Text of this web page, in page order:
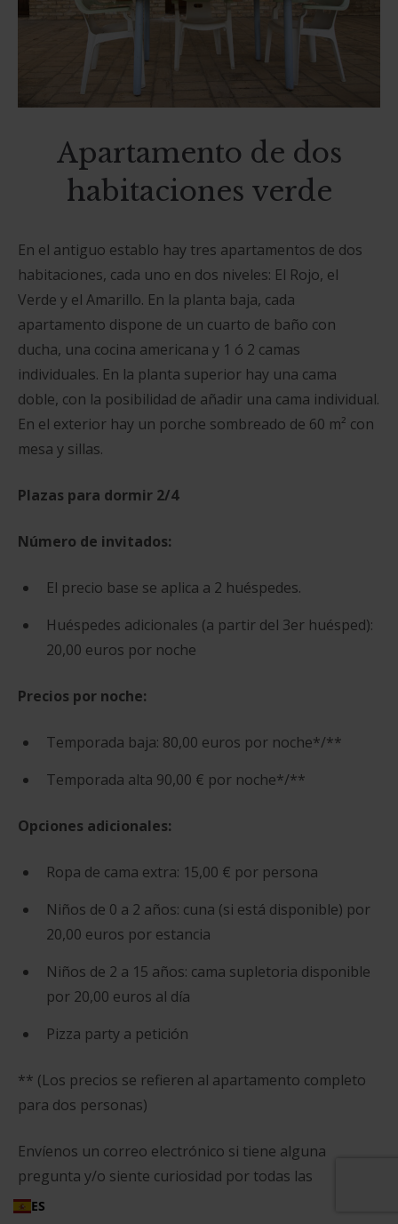
Apartamento de dos
habitaciones verde
En el antiguo establo hay tres apartamentos de dos
habitaciones, cada uno en dos niveles: El Rojo, el
Verde y el Amarillo. En la planta baja, cada
apartamento dispone de un cuarto de baño con
ducha, una cocina americana y 1 ó 2 camas
individuales. En la planta superior hay una cama
doble, con la posibilidad de añadir una cama individual.
En el exterior hay un porche sombreado de 60 m² con
mesa y sillas.
Plazas para dormir 2/4
Número de invitados:
El precio base se aplica a 2 huéspedes.
Huéspedes adicionales (a partir del 3er huésped):
20,00 euros por noche
Precios por noche:
Temporada baja: 80,00 euros por noche*/**
Temporada alta 90,00 € por noche*/**
Opciones adicionales:
Ropa de cama extra: 15,00 € por persona
Niños de 0 a 2 años: cuna (si está disponible) por
20,00 euros por estancia
Niños de 2 a 15 años: cama supletoria disponible
por 20,00 euros al día
Pizza party a petición
** (Los precios se refieren al apartamento completo
para dos personas)
Envíenos un correo electrónico si tiene alguna
pregunta y/o siente curiosidad por todas las
posibilidades.
ES